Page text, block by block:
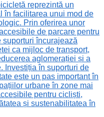
reprezintă un
în facilitarea unui mod de
Prin oferirea unor
de parcare pentru
suporturi încurajează
ca mijloc de transport,
aglomerației și a
Investiția în suporturi de
este un pas important în
urbane în zone mai
pentru cicliști,
și sustenabilitatea în